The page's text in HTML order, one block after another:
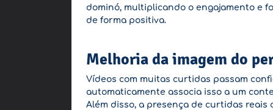
dominó, multiplicando o engajamento e
de forma positiva.
Melhoria da imagem do
Vídeos com muitas curtidas passam
automaticamente associa isso a um
Além disso, a presença de curtidas